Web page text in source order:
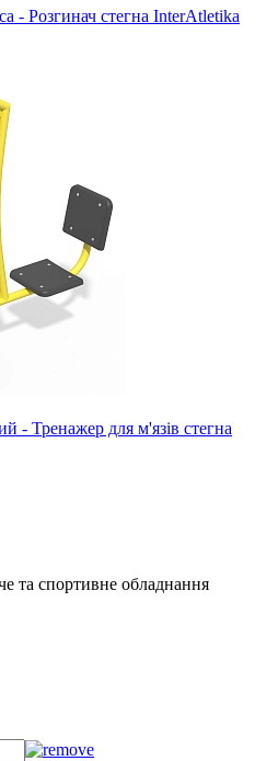
- Розгинач стегна InterAtletika
- Тренажер для м'язів стегна
та спортивне обладнання